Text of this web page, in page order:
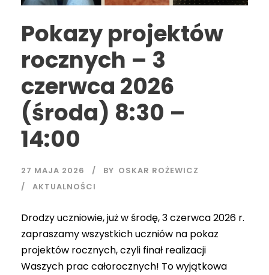
Pokazy projektów
rocznych – 3
czerwca 2026
(środa) 8:30 –
14:00
27 MAJA 2026 BY OSKAR ROŻEWICZ
AKTUALNOŚCI
Drodzy uczniowie, już w środę, 3 czerwca 2026 r.
zapraszamy wszystkich uczniów na pokaz
projektów rocznych, czyli finał realizacji
Waszych prac całorocznych! To wyjątkowa